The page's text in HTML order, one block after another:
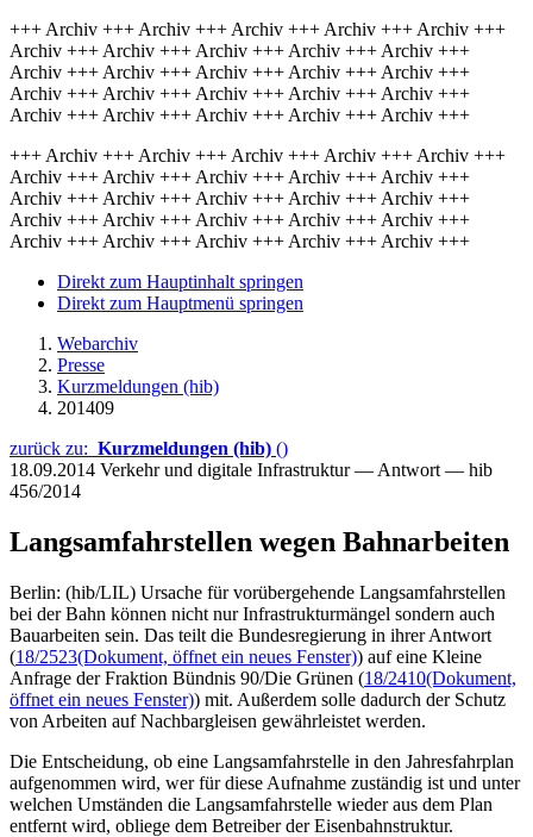
+++ Archiv +++ Archiv +++ Archiv +++ Archiv +++ Archiv +++
Archiv +++ Archiv +++ Archiv +++ Archiv +++ Archiv +++
Archiv +++ Archiv +++ Archiv +++ Archiv +++ Archiv +++
Archiv +++ Archiv +++ Archiv +++ Archiv +++ Archiv +++
Archiv +++ Archiv +++ Archiv +++ Archiv +++ Archiv +++
+++ Archiv +++ Archiv +++ Archiv +++ Archiv +++ Archiv +++
Archiv +++ Archiv +++ Archiv +++ Archiv +++ Archiv +++
Archiv +++ Archiv +++ Archiv +++ Archiv +++ Archiv +++
Archiv +++ Archiv +++ Archiv +++ Archiv +++ Archiv +++
Archiv +++ Archiv +++ Archiv +++ Archiv +++ Archiv +++
Direkt zum Hauptinhalt springen
Direkt zum Hauptmenü springen
Webarchiv
Presse
Kurzmeldungen (hib)
201409
zurück zu: Kurzmeldungen (hib) ()
18.09.2014 Verkehr und digitale Infrastruktur — Antwort — hib
456/2014
Langsamfahrstellen wegen Bahnarbeiten
Berlin: (hib/LIL) Ursache für vorübergehende Langsamfahrstellen
bei der Bahn können nicht nur Infrastrukturmängel sondern auch
Bauarbeiten sein. Das teilt die Bundesregierung in ihrer Antwort
(18/2523(Dokument, öffnet ein neues Fenster)) auf eine Kleine
Anfrage der Fraktion Bündnis 90/Die Grünen (18/2410(Dokument,
öffnet ein neues Fenster)) mit. Außerdem solle dadurch der Schutz
von Arbeiten auf Nachbargleisen gewährleistet werden.
Die Entscheidung, ob eine Langsamfahrstelle in den Jahresfahrplan
aufgenommen wird, wer für diese Aufnahme zuständig ist und unter
welchen Umständen die Langsamfahrstelle wieder aus dem Plan
entfernt wird, obliege dem Betreiber der Eisenbahnstruktur.